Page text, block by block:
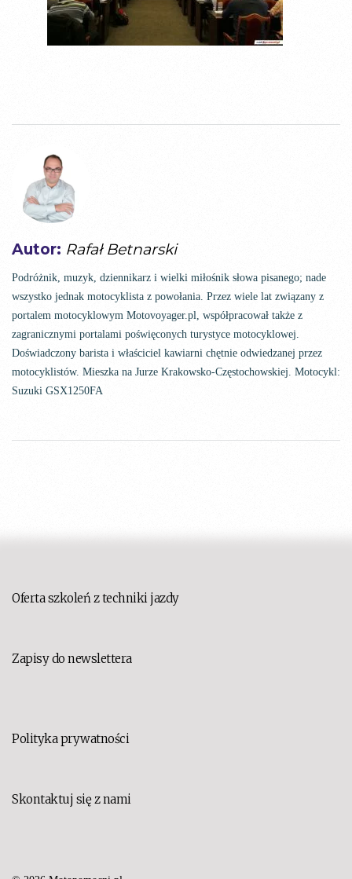
Autor: Rafał Betnarski
Podróżnik, muzyk, dziennikarz i wielki miłośnik słowa pisanego; nade
wszystko jednak motocyklista z powołania. Przez wiele lat związany z
portalem motocyklowym Motovoyager.pl, współpracował także z
zagranicznymi portalami poświęconych turystyce motocyklowej.
Doświadczony barista i właściciel kawiarni chętnie odwiedzanej przez
motocyklistów. Mieszka na Jurze Krakowsko-Częstochowskiej. Motocykl:
Suzuki GSX1250FA
Oferta szkoleń z techniki jazdy
Zapisy do newslettera
Polityka prywatności
Skontaktuj się z nami